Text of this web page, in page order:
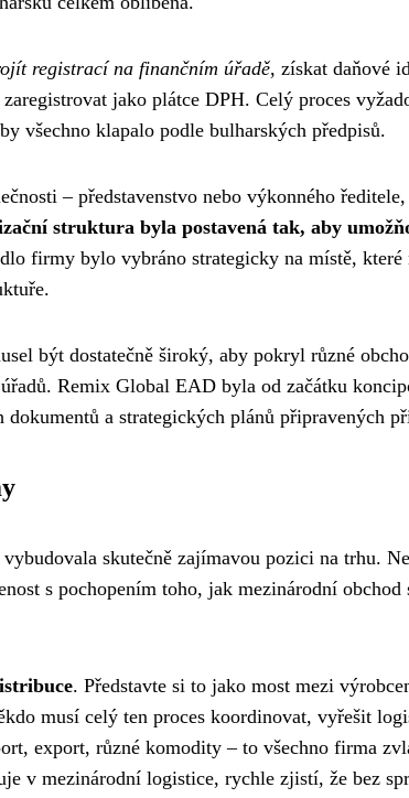
registrací na finančním úřadě, získat daňové
jako plátce DPH. Celý proces
všechno klapalo podle bulharských předpisů.
– představenstvo nebo výkonného
struktura byla postavená tak, aby
firmy bylo vybráno strategicky na místě, které
být dostatečně široký, aby pokryl různé
Remix Global EAD byla od začátku
dokumentů a strategických plánů připravených
skutečně zajímavou pozici na trhu.
s pochopením toho, jak mezinárodní obchod
. Představte si to jako most mezi
musí celý ten proces koordinovat, vyřešit
export, různé komodity – to všechno firma
v mezinárodní logistice, rychle zjistí, že bez